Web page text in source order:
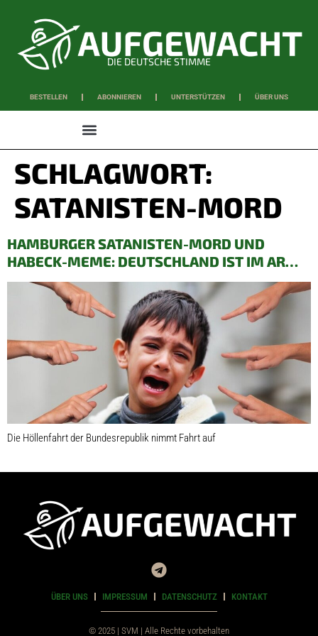
DIE DEUTSCHE STIMME
BESTELLEN ABONNIEREN UNTERSTÜTZEN ÜBER UNS
SCHLAGWORT:
SATANISTEN-MORD
HAMBURGER SATANISTEN-MORD UND
HABECK-MEME: DEUTSCHLAND IST IM AR…
Die Höllenfahrt der Bundesrepublik nimmt Fahrt auf
ÜBER UNS IMPRESSUM DATENSCHUTZ KONTAKT
© 2025 | SVM | Alle Rechte vorbehalten